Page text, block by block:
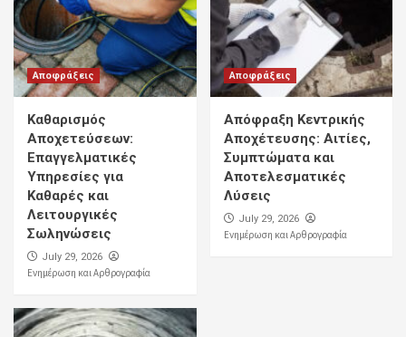
Αποφράξεις
Καθαρισμός
Αποχετεύσεων:
Επαγγελματικές
Υπηρεσίες για
Καθαρές και
Λειτουργικές
Σωληνώσεις
July 29, 2026
Ενημέρωση και Αρθρογραφία
Αποφράξεις
Απόφραξη Κεντρικής
Αποχέτευσης: Αιτίες,
Συμπτώματα και
Αποτελεσματικές
Λύσεις
July 29, 2026
Ενημέρωση και Αρθρογραφία